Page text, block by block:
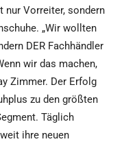
nur Vorreiter, sondern
„Wir wollten
DER Fachhändler
wir das machen,
Zimmer. Der Erfolg
zu den größten
Täglich
ihre neuen